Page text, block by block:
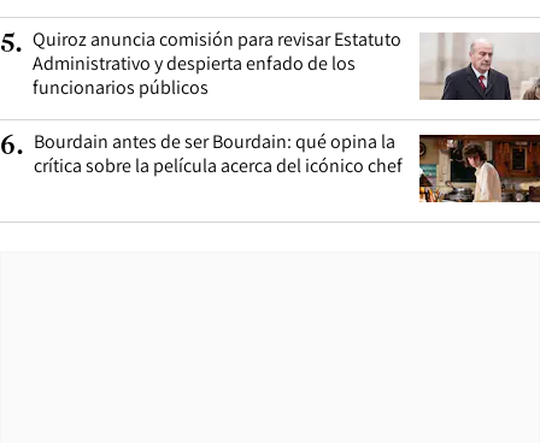
5. Quiroz anuncia comisión para revisar Estatuto
Administrativo y despierta enfado de los
funcionarios públicos
6. Bourdain antes de ser Bourdain: qué opina la
crítica sobre la película acerca del icónico chef